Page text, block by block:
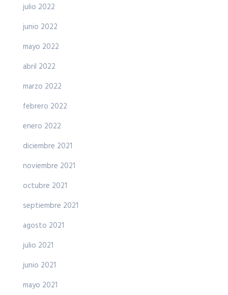
julio 2022
junio 2022
mayo 2022
abril 2022
marzo 2022
febrero 2022
enero 2022
diciembre 2021
noviembre 2021
octubre 2021
septiembre 2021
agosto 2021
julio 2021
junio 2021
mayo 2021